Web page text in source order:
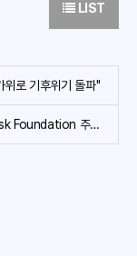
LIST
위로 기후위기 돌파"
Foundation 주최